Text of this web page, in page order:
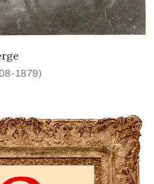
1879)